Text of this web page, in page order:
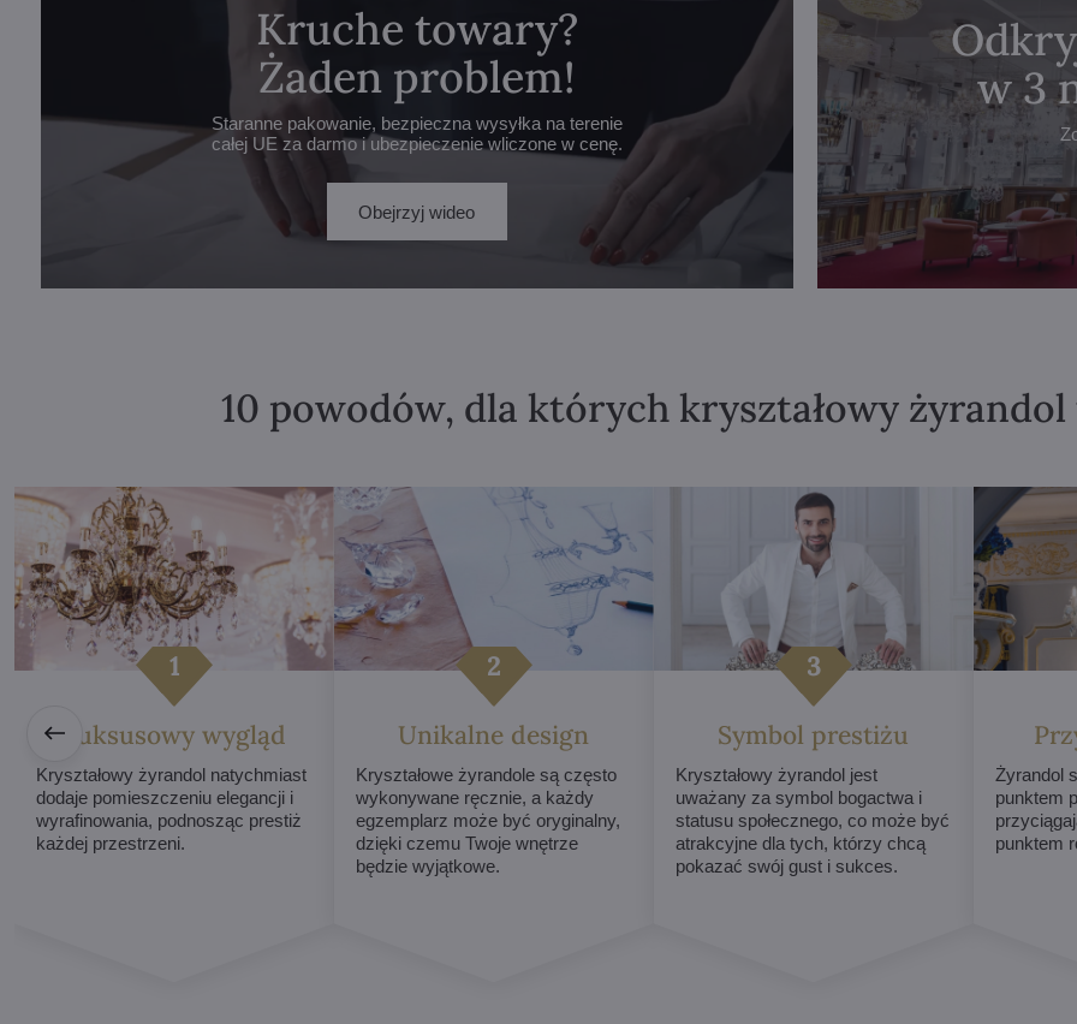
Kruche towary?
Żaden problem!
Staranne pakowanie, bezpieczna wysyłka na terenie
całej UE za darmo i ubezpieczenie wliczone w cenę.
Obejrzyj wideo
w 3
10 powodów, dla których kryształowy
Luksusowy wygląd
Kryształowy żyrandol natychmiast
dodaje pomieszczeniu elegancji i
wyrafinowania, podnosząc prestiż
każdej przestrzeni.
Unikalne design
Kryształowe żyrandole są często
wykonywane ręcznie, a każdy
egzemplarz może być oryginalny,
dzięki czemu Twoje wnętrze
będzie wyjątkowe.
Symbol prestiżu
Kryształowy żyrandol jest
uważany za symbol bogactwa i
statusu społecznego, co może być
atrakcyjne dla tych, którzy chcą
pokazać swój gust i sukces.
Żyrandol
punktem
punktem